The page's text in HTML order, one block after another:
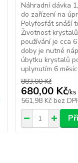
Náhradní dávka
do zařízení na
Polyfosfát snáší
Životnost
používání je cca
doby je nutné
úbytku krystalů
uplynutím 6
883,00 Kč
680,00 Kč/ks
561,98 Kč bez